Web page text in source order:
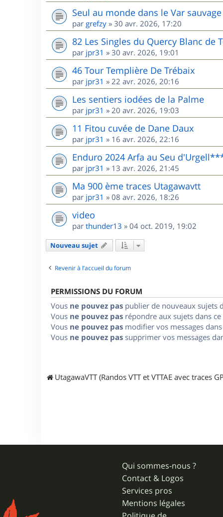
Seul au monde dans le Var
par grefzy » 30 avr. 2026, 17:20
82 Les Singles du Quercy Blanc de
par jpr31 » 30 avr. 2026, 19:01
46 Tour Templière De Trébaix
par jpr31 » 22 avr. 2026, 20:16
Les sentiers iodées de la Palme
par jpr31 » 20 avr. 2026, 19:03
11 Fitou cuvée de Dane Daux
par jpr31 » 16 avr. 2026, 22:16
Enduro 2024 Arfa au Seu
par jpr31 » 13 avr. 2026, 21:45
Ma 900 ème traces Utagawavtt
par jpr31 » 08 avr. 2026, 18:26
video
par thunder13 » 04 oct. 2019, 19:02
Nouveau sujet
Revenir à l’accueil du forum
PERMISSIONS DU FORUM
Vous ne pouvez pas publier de nouveaux sujets
Vous ne pouvez pas répondre aux sujets dans
Vous ne pouvez pas modifier vos messages
Vous ne pouvez pas supprimer vos messages
UtagawaVTT (Randos VTT et VTTAE avec traces
Qui sommes-nous ?
Contact & Logos
Services pros
Mentions légales